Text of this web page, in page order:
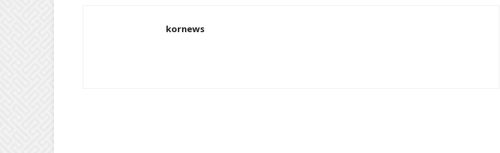
kornews